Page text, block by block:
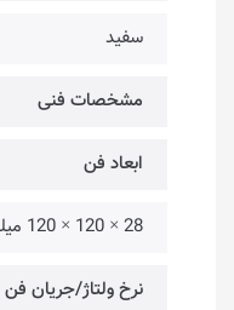
سفید
مشخصات فنی
ابعاد فن
28 × 120 × 120 میلیمتر
نرخ ولتاژ/جریان فن